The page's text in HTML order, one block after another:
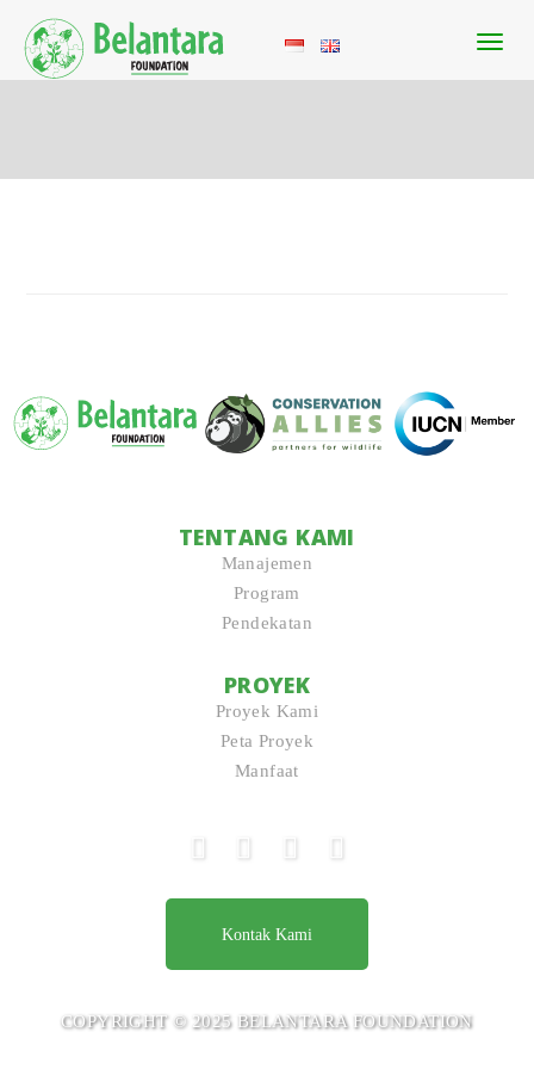
TENTANG KAMI
Manajemen
Program
Pendekatan
PROYEK
Proyek Kami
Peta Proyek
Manfaat
Kontak Kami
COPYRIGHT © 2025 BELANTARA FOUNDATION